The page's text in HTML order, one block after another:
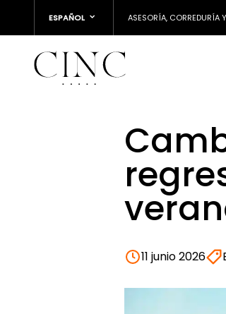
ESPAÑOL ASESORÍA, CORREDURÍA
11 junio 2026